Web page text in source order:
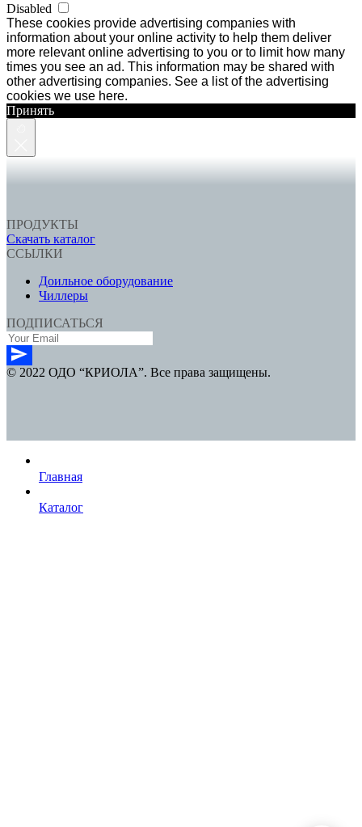
Disabled
These cookies provide advertising companies with
information about your online activity to help them deliver
more relevant online advertising to you or to limit how many
times you see an ad. This information may be shared with
other advertising companies. See a list of the advertising
cookies we use here.
Принять
ПРОДУКТЫ
Скачать каталог
ССЫЛКИ
Доильное оборудование
Чиллеры
ПОДПИСАТЬСЯ
© 2022 ОДО “КРИОЛА”. Все права защищены.
Главная
Каталог